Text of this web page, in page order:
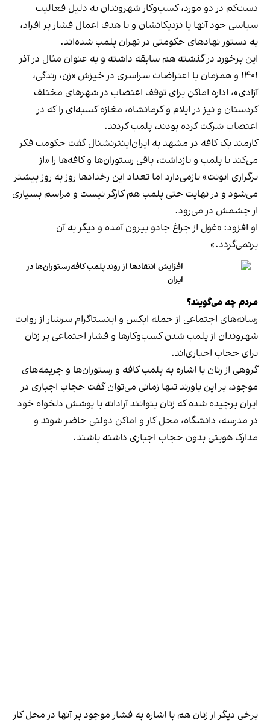
دست‌کم در دو مورد، کسب‌وکار شهروندان به دلیل فعالیت
سیاسی خود آنها یا نزدیکانشان و با هدف اعمال فشار بر افراد،
به دستور نهادهای حکومتی در تهران پلمب شده‌اند.
این برخورد در گذشته هم سابقه داشته و به عنوان مثال در آذر
۱۴۰۱ و همزمان با اعتراضات سراسری در خیزش «زن، زندگی،
آزادی»، اداره اماکن برای توقف اعتصاب در شهرهای مختلف
کردستان و نیز در ایلام و کرمانشاه، مغازه کسبه‌ای را که در
اعتصاب شرکت کرده بودند، پلمب کردند.
کارمند یک کافه در مشهد به ایران‌اینترنشنال گفت حکومت فکر
می‌کند با پلمب و بازداشت، باقی رستوران‌ها و کافه‌ها را «از
برگزاری ایونت» بازمی‌دارد اما تعداد این رخدادها روز به روز بیشتر
می‌شود و در نهایت حتی پلمب هم کارگر نیست و مراسم بسیاری
از چشمش در می‌رود.
او افزود: «غول از چراغ جادو بیرون آمده و دیگر به آن
برنمی‎‌گردد.»
افزایش انتقادها از روند پلمب کافه‌رستوران‌ها در
ایران
مردم چه می‌گویند؟
رسانه‎‌های اجتماعی از جمله ایکس و اینستاگرام سرشار از روایت
شهروندان از پلمب شدن کسب‌وکارها و فشار اجتماعی بر زنان
برای حجاب اجباری‌اند.
گروهی از زنان با اشاره به پلمب کافه و رستوران‌ها و جریمه‌های
موجود، بر این باورند تنها زمانی می‌توان گفت حجاب اجباری در
ایران برچیده شده که زنان بتوانند آزادانه با پوشش دلخواه خود
در مدرسه، دانشگاه، محل کار و اماکن دولتی حاضر شوند و
مدارک هویتی بدون حجاب اجباری داشته باشند.
برخی دیگر از زنان هم با اشاره به فشار موجود بر آنها در محل کار